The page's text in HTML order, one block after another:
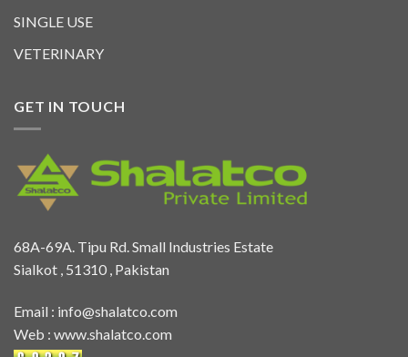
SINGLE USE
VETERINARY
GET IN TOUCH
68A-69A. Tipu Rd. Small Industries Estate
Sialkot , 51310 , Pakistan
Email : info@shalatco.com
Web : www.shalatco.com